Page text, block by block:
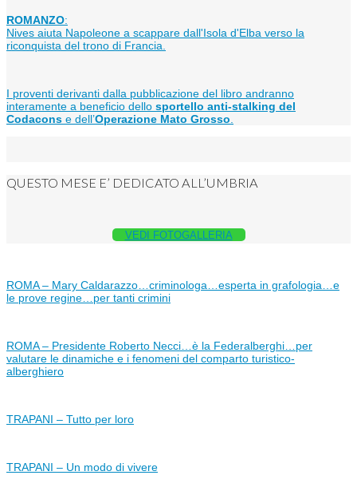
ROMANZO:
Nives aiuta Napoleone a scappare dall'Isola d'Elba verso la
riconquista del trono di Francia.
I proventi derivanti dalla pubblicazione del libro andranno
interamente a beneficio dello sportello anti-stalking del
Codacons e dell’Operazione Mato Grosso
QUESTO MESE E’ DEDICATO ALL’UMBRIA
VEDI FOTOGALLERIA
ROMA – Mary Caldarazzo…criminologa…esperta in grafologia…e
le prove regine…per tanti crimini
ROMA – Presidente Roberto Necci…è la Federalberghi…per
valutare le dinamiche e i fenomeni del comparto turistico-
alberghiero
TRAPANI – Tutto per loro
TRAPANI – Un modo di vivere